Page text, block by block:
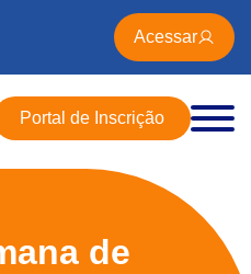
Acessar
Portal de Inscrição
de